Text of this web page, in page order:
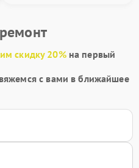
скидку 20%на первый
с вами в ближайшее